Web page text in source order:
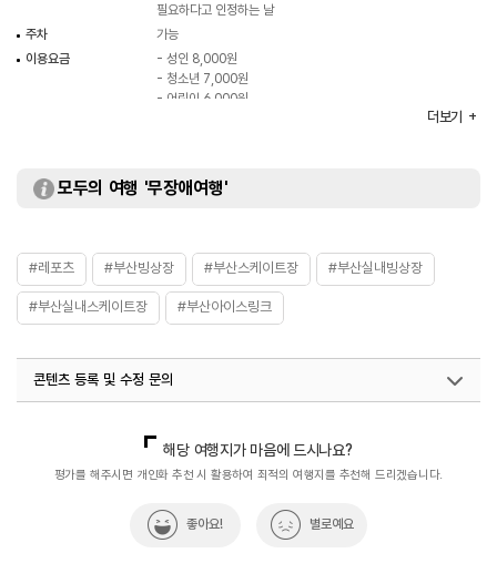
필요하다고 인정하는 날
주차
가능
이용요금
- 성인 8,000원
- 청소년 7,000원
- 어린이 6,000원
더보기
모두의 여행 '무장애여행'
#레포츠 #부산빙상장 #부산스케이트장 #부산실내빙상장
#부산실내스케이트장 #부산아이스링크
콘텐츠 등록 및 수정 문의
해당 여행지가 마음에 드시나요?
평가를 해주시면 개인화 추천 시 활용하여 최적의 여행지를 추천해 드리겠습니다.
좋아요! 별로예요